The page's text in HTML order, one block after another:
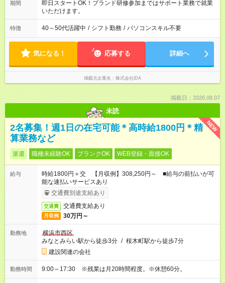
期間
即日スタートOK！ブランド研修参加まではサポート業務で就業
いただけます。
特徴 40～50代活躍中 / シフト勤務 / パソコンスキル不要
気になる！ 応募する 詳細へ
掲載元企業名 株式会社iDA
掲載日：2026.08.07
未読
NEW
2名募集！週1日の在宅可能＊高時給1800円＊精
算業務など
派遣 職種未経験OK ブランクOK WEB登録・面接OK
給与
時給1800円＋交 【月収例】308,250円～ ■給与の前払いが可
能な速払いサービスあり
交通費別途支給あり
交通費 交通費支給あり
月収例 30万円～
勤務地
横浜市西区
みなとみらい駅から徒歩3分 / 桜木町駅から徒歩7分
建設関連の会社
勤務時間 9:00～17:30 ※残業は月20時間程度。※休憩60分。